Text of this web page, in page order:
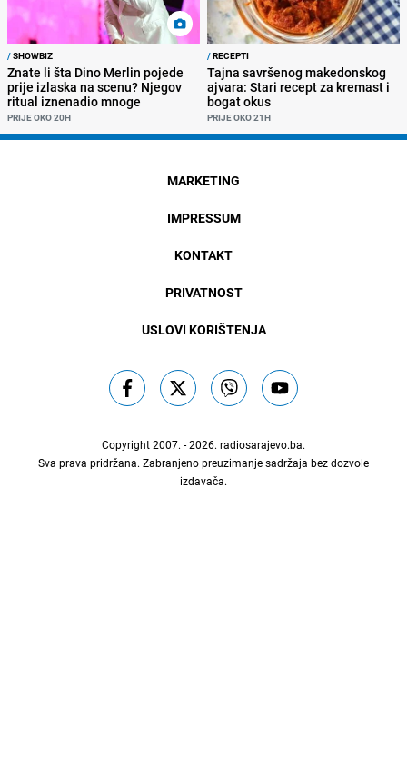
/SHOWBIZ
Znate li šta Dino Merlin pojede
prije izlaska na scenu? Njegov
ritual iznenadio mnoge
PRIJE OKO 20H
/RECEPTI
Tajna savršenog makedonskog
ajvara: Stari recept za kremast i
bogat okus
PRIJE OKO 21H
MARKETING
IMPRESSUM
KONTAKT
PRIVATNOST
USLOVI KORIŠTENJA
Copyright 2007. - 2026. radiosarajevo.ba.
Sva prava pridržana. Zabranjeno preuzimanje sadržaja bez dozvole
izdavača.